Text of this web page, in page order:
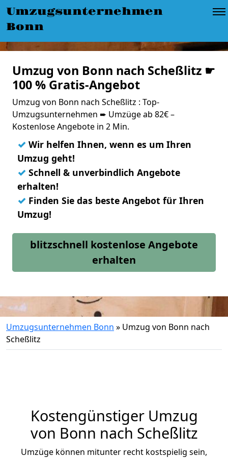
Umzugsunternehmen
Bonn
Umzug von Bonn nach Scheßlitz ☛
100 % Gratis-Angebot
Umzug von Bonn nach Scheßlitz : Top-
Umzugsunternehmen ➨ Umzüge ab 82€ –
Kostenlose Angebote in 2 Min.
✓ Wir helfen Ihnen, wenn es um Ihren
Umzug geht!
✓ Schnell & unverbindlich Angebote
erhalten!
✓ Finden Sie das beste Angebot für Ihren
Umzug!
blitzschnell kostenlose Angebote
erhalten
Umzugsunternehmen Bonn » Umzug von Bonn nach
Scheßlitz
Kostengünstiger Umzug
von Bonn nach Scheßlitz
Umzüge können mitunter recht kostspielig sein,